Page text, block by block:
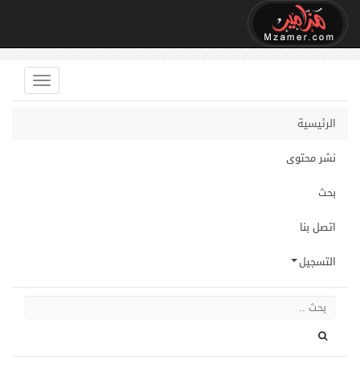
الرئيسية
نشر محتوى
بحث
اتصل بنا
التسجيل